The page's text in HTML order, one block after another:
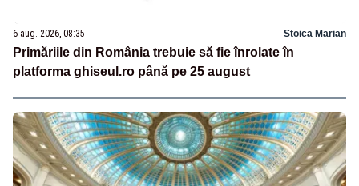
6 aug. 2026, 08:35 Stoica Marian
Primăriile din România trebuie să fie înrolate în
platforma ghiseul.ro până pe 25 august